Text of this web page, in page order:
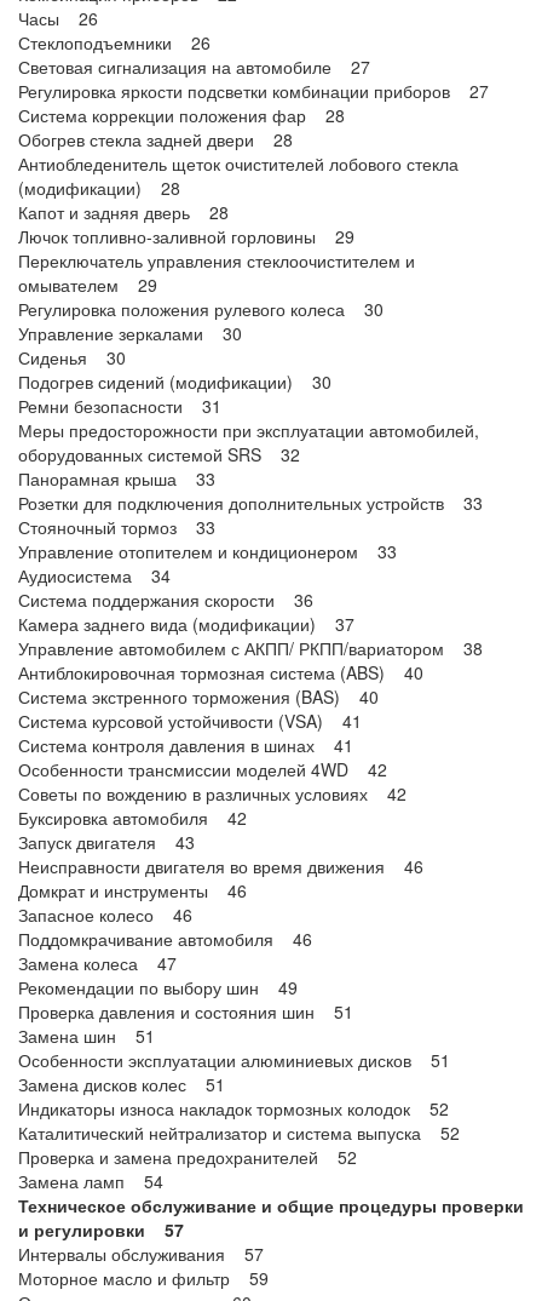
Часы 26
Стеклоподъемники 26
Световая сигнализация на автомобиле 27
Регулировка яркости подсветки комбинации приборов 27
Система коррекции положения фар 28
Обогрев стекла задней двери 28
Антиобледенитель щеток очистителей лобового стекла
(модификации) 28
Капот и задняя дверь 28
Лючок топливно-заливной горловины 29
Переключатель управления стеклоочистителем и
омывателем 29
Регулировка положения рулевого колеса 30
Управление зеркалами 30
Сиденья 30
Подогрев сидений (модификации) 30
Ремни безопасности 31
Меры предосторожности при эксплуатации автомобилей,
оборудованных системой SRS 32
Панорамная крыша 33
Розетки для подключения дополнительных устройств 33
Стояночный тормоз 33
Управление отопителем и кондиционером 33
Аудиосистема 34
Система поддержания скорости 36
Камера заднего вида (модификации) 37
Управление автомобилем с АКПП/ РКПП/вариатором 38
Антиблокировочная тормозная система (ABS) 40
Система экстренного торможения (BAS) 40
Система курсовой устойчивости (VSA) 41
Система контроля давления в шинах 41
Особенности трансмиссии моделей 4WD 42
Советы по вождению в различных условиях 42
Буксировка автомобиля 42
Запуск двигателя 43
Неисправности двигателя во время движения 46
Домкрат и инструменты 46
Запасное колесо 46
Поддомкрачивание автомобиля 46
Замена колеса 47
Рекомендации по выбору шин 49
Проверка давления и состояния шин 51
Замена шин 51
Особенности эксплуатации алюминиевых дисков 51
Замена дисков колес 51
Индикаторы износа накладок тормозных колодок 52
Каталитический нейтрализатор и система выпуска 52
Проверка и замена предохранителей 52
Замена ламп 54
Техническое обслуживание и общие процедуры проверки
и регулировки 57
Интервалы обслуживания 57
Моторное масло и фильтр 59